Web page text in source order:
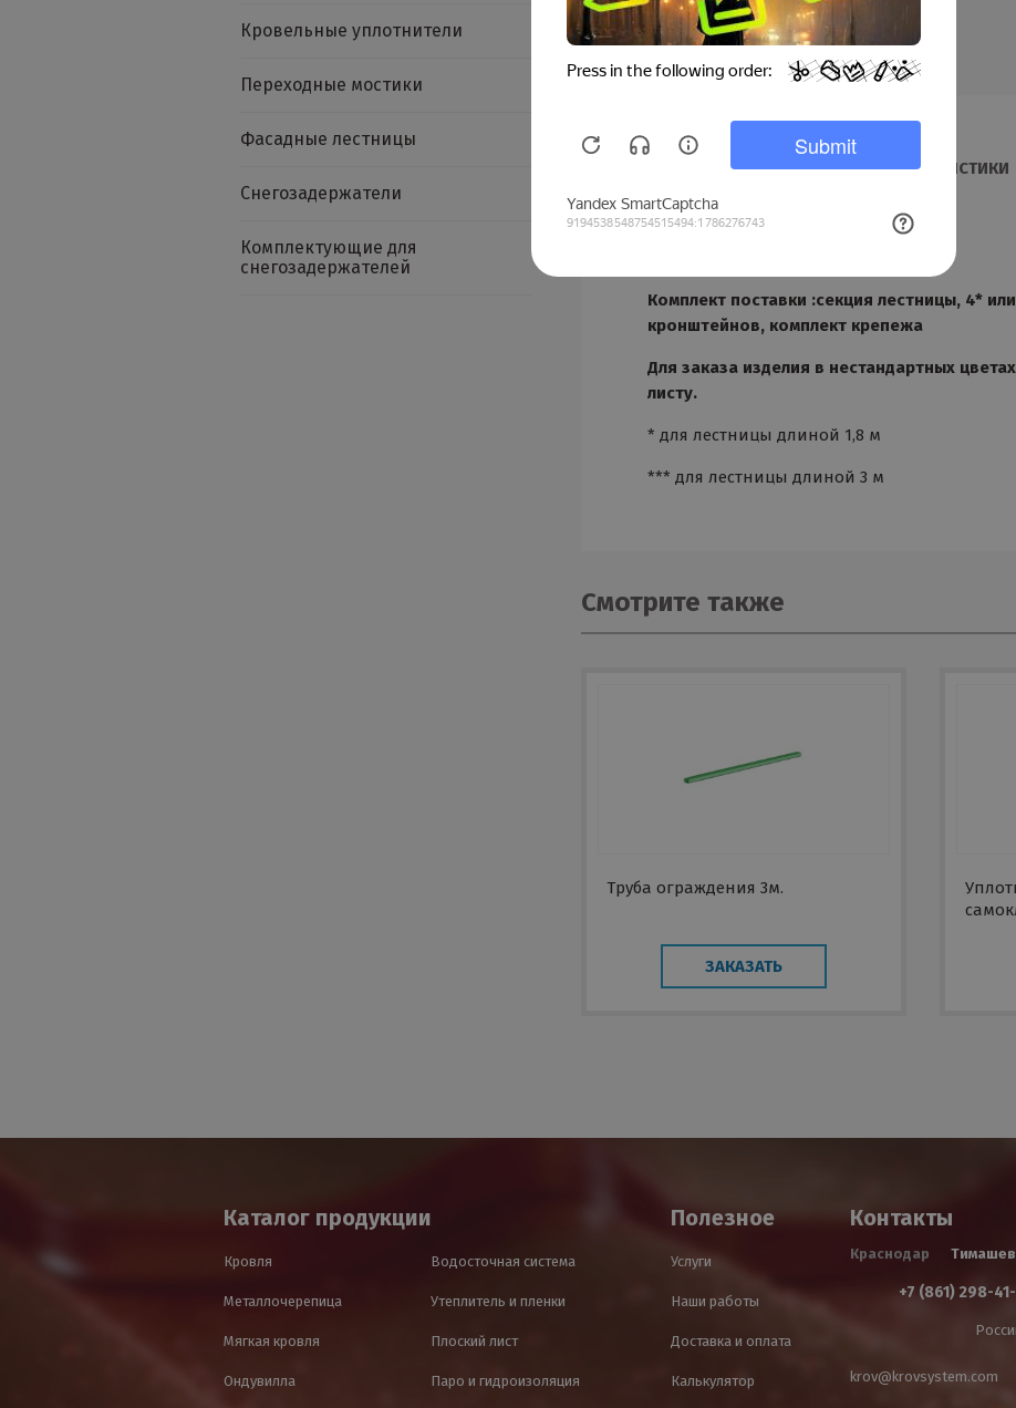
Кровельные уплотнители
Переходные мостики
Фасадные лестницы
Снегозадержатели
Комплектующие для
снегозадержателей
ЗАКАЗАТЬ
ХАРАКТЕРИСТИКИ
ДОСТАВКА И МОНТАЖ
Комплект поставки :секция лестницы, 4*
кронштейнов, комплект крепежа
Для заказа изделия в нестандартных
листу.
* для лестницы длиной 1,8 м
*** для лестницы длиной 3 м
Смотрите также
Труба ограждения 3м.
ЗАКАЗАТЬ
Каталог продукции
Кровля
Металлочерепица
Мягкая кровля
Ондувилла
Водосточная система
Утеплитель и пленки
Плоский лист
Паро и гидроизоляция
Полезное
Услуги
Наши работы
Доставка и оплата
Калькулятор
Контакты
Краснодар
+7 (861) 298-
krov@krovsystem.com